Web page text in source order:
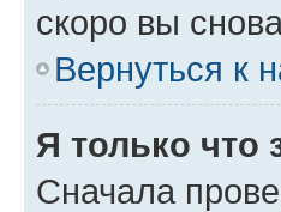
скоро вы
Вернуться к
Я только что
Сначала